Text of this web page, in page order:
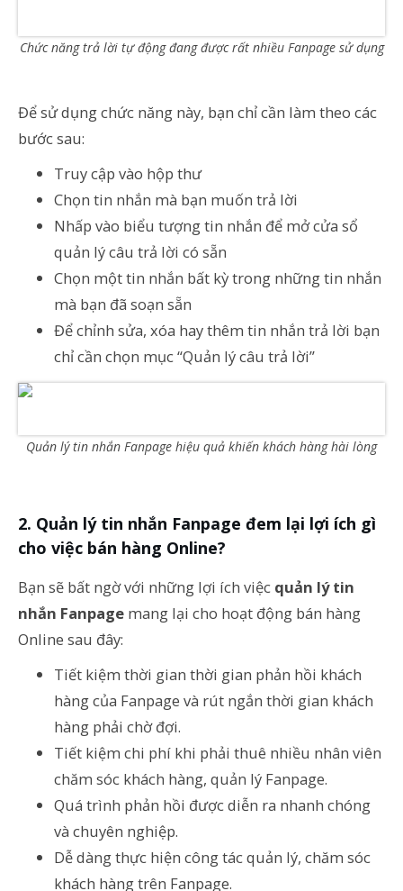
Chức năng trả lời tự động đang được rất nhiều Fanpage sử dụng
Để sử dụng chức năng này, bạn chỉ cần làm theo các
bước sau:
Truy cập vào hộp thư
Chọn tin nhắn mà bạn muốn trả lời
Nhấp vào biểu tượng tin nhắn để mở cửa sổ
quản lý câu trả lời có sẵn
Chọn một tin nhắn bất kỳ trong những tin nhắn
mà bạn đã soạn sẵn
Để chỉnh sửa, xóa hay thêm tin nhắn trả lời bạn
chỉ cần chọn mục “Quản lý câu trả lời”
Quản lý tin nhắn Fanpage hiệu quả khiến khách hàng hài lòng
Quản lý tin nhắn Fanpage đem lại lợi ích gì
cho việc bán hàng Online?
Bạn sẽ bất ngờ với những lợi ích việc quản lý tin
nhắn Fanpage mang lại cho hoạt động bán hàng
Online sau đây:
Tiết kiệm thời gian thời gian phản hồi khách
hàng của Fanpage và rút ngắn thời gian khách
hàng phải chờ đợi.
Tiết kiệm chi phí khi phải thuê nhiều nhân viên
chăm sóc khách hàng, quản lý Fanpage.
Quá trình phản hồi được diễn ra nhanh chóng
và chuyên nghiệp.
Dễ dàng thực hiện công tác quản lý, chăm sóc
khách hàng trên Fanpage.